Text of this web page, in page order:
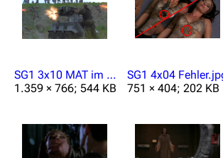
3639 2133
Navigation
Hauptseite
SG1 3x10 MAT im Kampf.jpg
1.359 × 766; 544 KB
SG1 4x04
751 × 404; 202 KB